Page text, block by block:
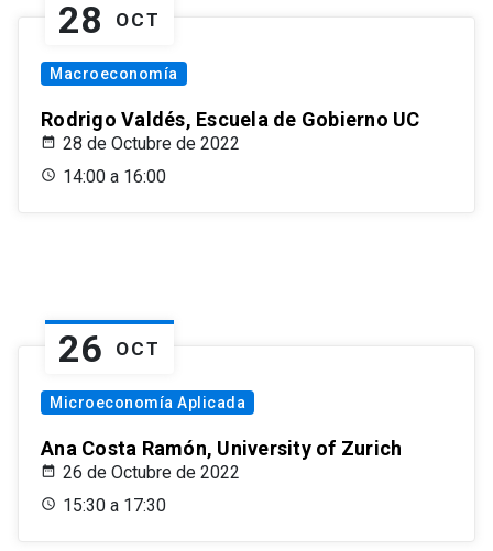
28 OCT
Macroeconomía
Rodrigo Valdés, Escuela de Gobierno UC
28 de Octubre de 2022
14:00 a 16:00
26 OCT
Microeconomía Aplicada
Ana Costa Ramón, University of Zurich
26 de Octubre de 2022
15:30 a 17:30